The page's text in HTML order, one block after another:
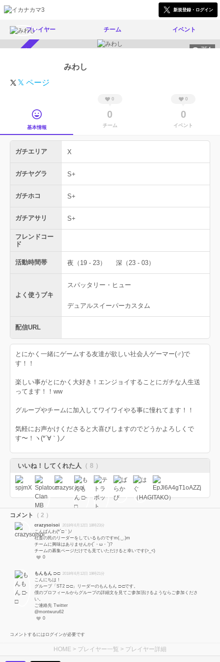
新規登録・ログイン
プレイヤー チーム イベント
754
みわし
𝕏 ページ
基本情報
0
0
チーム
0
0
イベント
ガチエリア X
ガチヤグラ S+
ガチホコ S+
ガチアサリ S+
フレンドコー
ド
活動時間帯 夜（19 - 23） 深（23 - 03）
よく使うブキ
スパッタリー・ヒュー
デュアルスイーパーカスタム
配信URL
とにかく一緒にゲームする友達が欲しい社会人ゲーマー(♂)で
す！！
楽しい事がとにかく大好き！エンジョイすることにガチな人生送
ってます！！ww
グループやチームに加入してワイワイやる事に憧れてます！！
気軽にお声かけくださると大喜びしますのでどうかよろしくで
す〜！ヽ(*´∀｀)ノ
いいね！してくれた人 （ 8 ）
コメント （ 2 ）
crazysoisoi 2018年6月12日 18時23分
こんばんわ(*´□｀)ﾉ
社畜の民のリーダーをしているものですm(._.)m
チームに興味はありませんか(´・ω・`)?
チームの募集ページだけでも見ていただけると幸いです(>_<)
0
もんもん □-□ 2018年6月12日 19時21分
こんにちは！
グループ「ST2 □-□」リーダーのもんもん □-□です。
僕のプロフィールからグループの詳細文を見てご参加頂けるようならご参加くださ
い。
ご連絡先 Twitter
@montwuru62
0
コメントするにはログインが必要です
HOME > プレイヤー一覧 > プレイヤー詳細